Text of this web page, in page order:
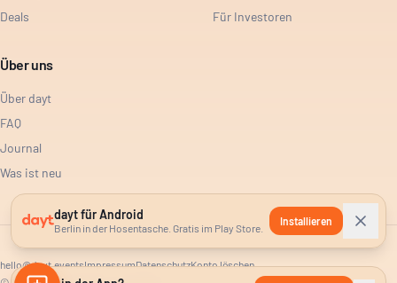
Deals
Für Investoren
Über uns
Über dayt
FAQ
Journal
Was ist neu
hello@dayt.eventsImpressumDatenschutzKonto löschen
dayt für Android
Berlin in der Hosentasche. Gratis im Play Store.
Installieren